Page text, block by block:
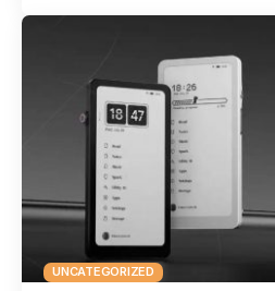
UNCATEGORIZED